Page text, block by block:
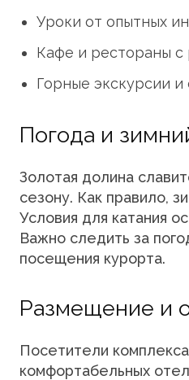
Уроки от опытных
Кафе и рестораны с
Горные экскурсии
Погода и
Золотая долина
сезону. Как правило,
Условия для катания
Важно следить за
посещения курорта.
Размещение и
Посетители
комфортабельных